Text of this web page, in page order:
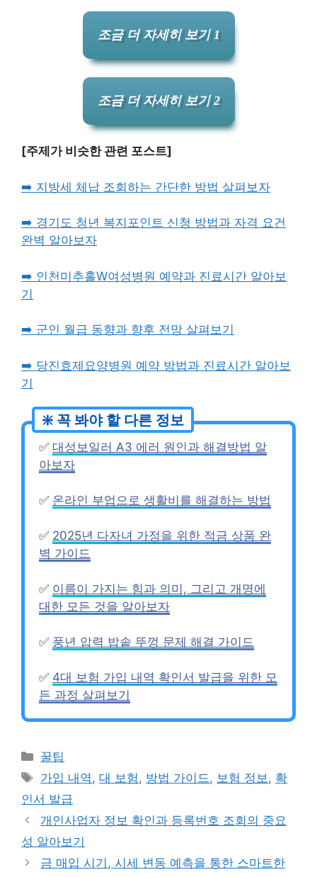
조금 더 자세히 보기 1
조금 더 자세히 보기 2
[주제가 비슷한 관련 포스트]
➡️ 지방세 체납 조회하는 간단한 방법 살펴보자
➡️ 경기도 청년 복지포인트 신청 방법과 자격 요건
완벽 알아보자
➡️ 인천미추홀W여성병원 예약과 진료시간 알아보
기
➡️ 군인 월급 동향과 향후 전망 살펴보기
➡️ 당진효제요양병원 예약 방법과 진료시간 알아보
기
✅ 대성보일러 A3 에러 원인과 해결방법 알
아보자
✅ 온라인 부업으로 생활비를 해결하는 방법
✅ 2025년 다자녀 가정을 위한 적금 상품 완
벽 가이드
✅ 이름이 가지는 힘과 의미, 그리고 개명에
대한 모든 것을 알아보자
✅ 풍년 압력 밥솥 뚜껑 문제 해결 가이드
✅ 4대 보험 가입 내역 확인서 발급을 위한 모
든 과정 살펴보기
카
테
고
리
꿀팁
태
그
가입 내역 ,대 보험 , 방법 가이드 , 보험 정보 , 확
인서 발급
개인사업자 정보 확인과 등록번호 조회의 중요
성 알아보기
금 매입 시기, 시세 변동 예측을 통한 스마트한